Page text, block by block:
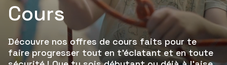
Cours
Découvre nos offres de cours faits pour te
faire progresser tout en t'éclatant et en toute